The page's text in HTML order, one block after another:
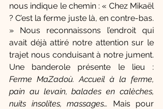
nous indique le chemin : « Chez Mikaël
? C’est la ferme juste là, en contre-bas.
» Nous reconnaissons l’endroit qui
avait déjà attiré notre attention sur le
trajet nous conduisant à notre jument.
Ferme MaZadoù. Accueil à la ferme,
pain au levain, balades en calèches,
nuits insolites, massages… Mais pour